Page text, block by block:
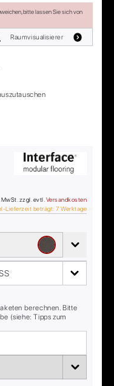
bitte lassen Sie sich von
Raumvisualisierer
zzgl. evtl. Versandkosten
Lieferzeit beträgt: 7 Werktage
berechnen. Bitte
(siehe: Tipps zum